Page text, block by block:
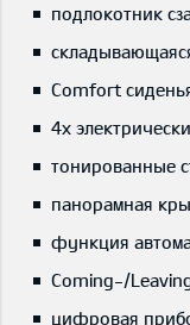
подлокотник
Comfort
4x
тонированные
панорамная
функция
Coming-/
цифровая